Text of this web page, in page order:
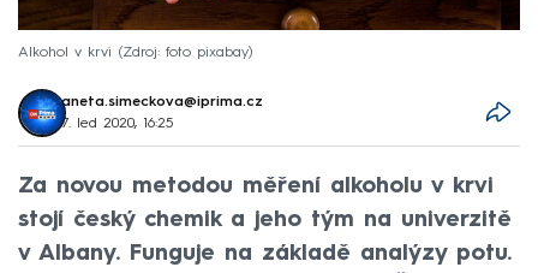
Alkohol v krvi Zdroj: foto pixabay
aneta.simeckova@iprima.cz
7. led 2020, 16:25
Za novou metodou měření alkoholu v krvi
stojí český chemik a jeho tým na univerzitě
v Albany. Funguje na základě analýzy potu.